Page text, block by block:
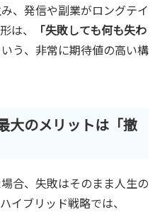
、発信や副業がロングテイ
は、
「失敗しても何も失わ
いう、非常に期待値の高い構
大のメリットは「撤
合、失敗はそのまま人生の
イブリッド戦略では、